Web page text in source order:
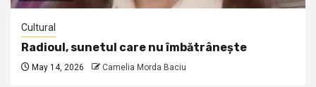
Cultural
Radioul, sunetul care nu îmbătrânește
May 14, 2026 Camelia Morda Baciu